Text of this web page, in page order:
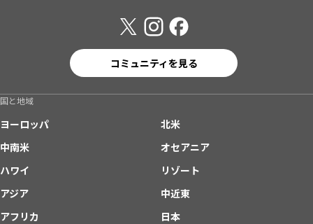
コミュニティを見る
国と地域
ヨーロッパ
北米
中南米
オセアニア
ハワイ
リゾート
アジア
中近東
アフリカ
日本